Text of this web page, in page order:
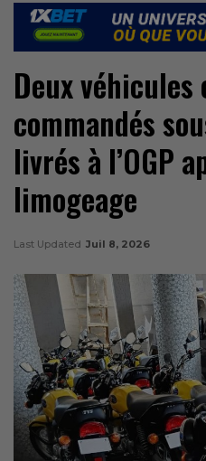
Deux
commandés
livrés à l’OGP
limogeage
Last Updated Juil 8, 2026